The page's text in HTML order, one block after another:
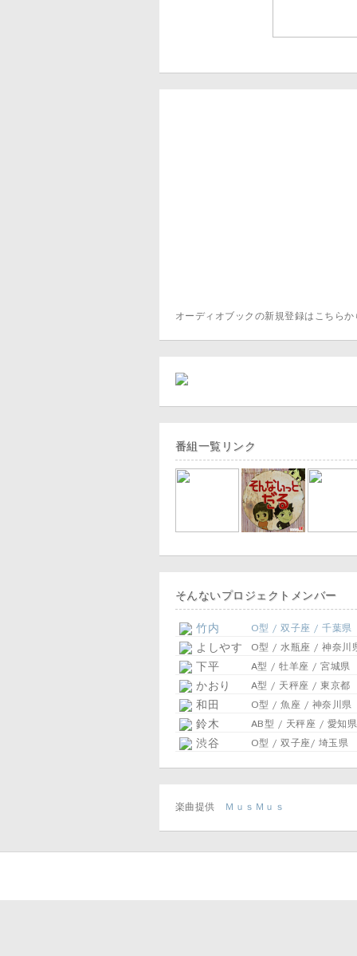
オーディオブックの新規登録はこちら
番組一覧リンク
そんないプロジェクトメンバー
竹内 O型 / 双子座 / 千葉県
よしやす O型 / 水瓶座 / 神奈川
下平 A型 / 牡羊座 / 宮城県
かおり A型 / 天秤座 / 東京都
和田 O型 / 魚座 / 神奈川県
鈴木 AB型 / 天秤座 / 愛知県
渋谷 O型 / 双子座/ 埼玉県
楽曲提供 ＭｕｓＭｕｓ